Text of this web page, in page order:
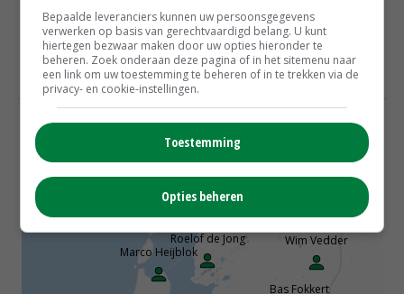
Bepaalde leveranciers kunnen uw persoonsgegevens
verwerken op basis van gerechtvaardigd belang. U kunt
hiertegen bezwaar maken door uw opties hieronder te
beheren. Zoek onderaan deze pagina of in het sitemenu naar
een link om uw toestemming te beheren of in te trekken via de
privacy- en cookie-instellingen.
Toestemming
Opties beheren